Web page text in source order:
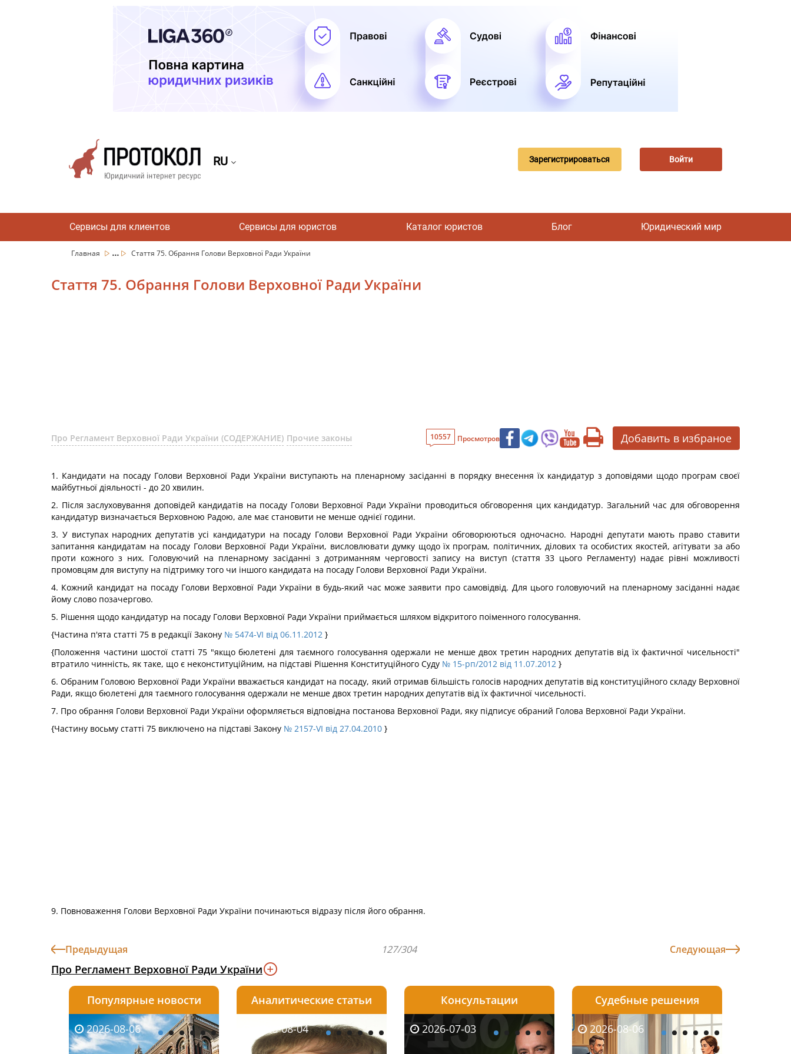
RU Зарегистрироваться Войти
Сервисы для клиентов Сервисы для юристов Каталог юристов Блог Юридический мир
Главная ... Стаття 75. Обрання Голови Верховної Ради України
Стаття 75. Обрання Голови Верховної Ради України
Про Регламент Верховної Ради України (СОДЕРЖАНИЕ) Прочие законы 10557 Просмотров Добавить в избраное
1. Кандидати на посаду Голови Верховної Ради України виступають на пленарному засіданні в порядку внесення їх кандидатур з доповідями щодо програм своєї
майбутньої діяльності - до 20 хвилин.
2. Після заслуховування доповідей кандидатів на посаду Голови Верховної Ради України проводиться обговорення цих кандидатур. Загальний час для обговорення
кандидатур визначається Верховною Радою, але має становити не менше однієї години.
3. У виступах народних депутатів усі кандидатури на посаду Голови Верховної Ради України обговорюються одночасно. Народні депутати мають право ставити
запитання кандидатам на посаду Голови Верховної Ради України, висловлювати думку щодо їх програм, політичних, ділових та особистих якостей, агітувати за або
проти кожного з них. Головуючий на пленарному засіданні з дотриманням черговості запису на виступ (стаття 33 цього Регламенту) надає рівні можливості
промовцям для виступу на підтримку того чи іншого кандидата на посаду Голови Верховної Ради України.
4. Кожний кандидат на посаду Голови Верховної Ради України в будь-який час може заявити про самовідвід. Для цього головуючий на пленарному засіданні надає
йому слово позачергово.
5. Рішення щодо кандидатур на посаду Голови Верховної Ради України приймається шляхом відкритого поіменного голосування.
{Частина п'ята статті 75 в редакції Закону № 5474-VI від 06.11.2012 }
{Положення частини шостої статті 75 "якщо бюлетені для таємного голосування одержали не менше двох третин народних депутатів від їх фактичної чисельності"
втратило чинність, як таке, що є неконституційним, на підставі Рішення Конституційного Суду № 15-рп/2012 від 11.07.2012 }
6. Обраним Головою Верховної Ради України вважається кандидат на посаду, який отримав більшість голосів народних депутатів від конституційного складу Верховної
Ради, якщо бюлетені для таємного голосування одержали не менше двох третин народних депутатів від їх фактичної чисельності.
7. Про обрання Голови Верховної Ради України оформляється відповідна постанова Верховної Ради, яку підписує обраний Голова Верховної Ради України.
{Частину восьму статті 75 виключено на підставі Закону № 2157-VI від 27.04.2010 }
9. Повноваження Голови Верховної Ради України починаються відразу після його обрання.
Предыдущая 127/304 Следующая
Про Регламент Верховної Ради України
Популярные новости
2026-08-06 2026-08-06 2026-08-06 2026-08-05 2026-08-05
Аналитические статьи
2026-08-03 2026-08-04 2026-08-04 2026-08-03 2026-08-03
Консультации
2026-05-25 2026-07-03 2026-06-08 2026-06-01
Судебные решения
2026-07-30 2026-08-06